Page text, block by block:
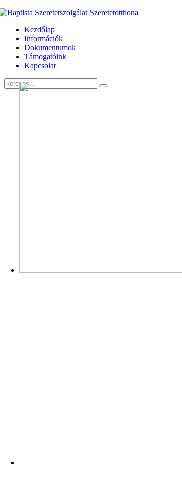
Kezdőlap
Információk
Dokumentumok
Támogatóink
Kapcsolat